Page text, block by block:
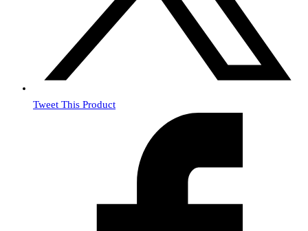
Tweet This Product